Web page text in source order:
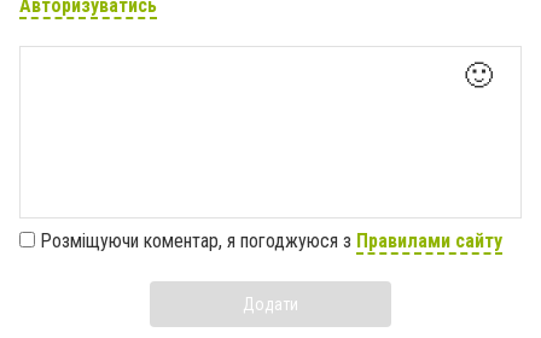
Авторизуватись
🙂
Розміщуючи коментар, я погоджуюся з Правилами сайту
Додати